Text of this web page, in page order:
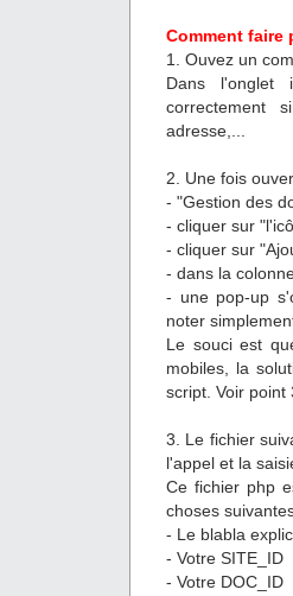
Comment faire
1. Ouvez un
Dans l'onglet
correctement
adresse,...
2. Une fois
- "Gestion des
- cliquer sur
- cliquer sur
- dans la
- une pop-up
noter
Le souci est
mobiles, la
script. Voir point
3. Le fichier
l'appel et la
Ce fichier php
choses
- Le blabla
- Votre SITE_ID
- Votre DOC_ID